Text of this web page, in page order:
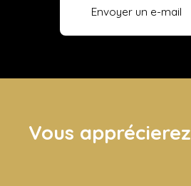
Envoyer un e-mail
Vous apprécierez